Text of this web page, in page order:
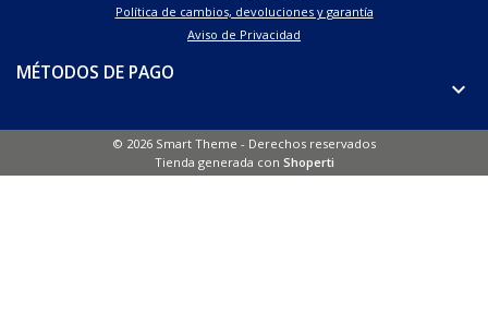
Política de cambios, devoluciones y garantía
Aviso de Privacidad
MÉTODOS DE PAGO
© 2026 Smart Theme - Derechos reservados
Tienda generada con Shoperti